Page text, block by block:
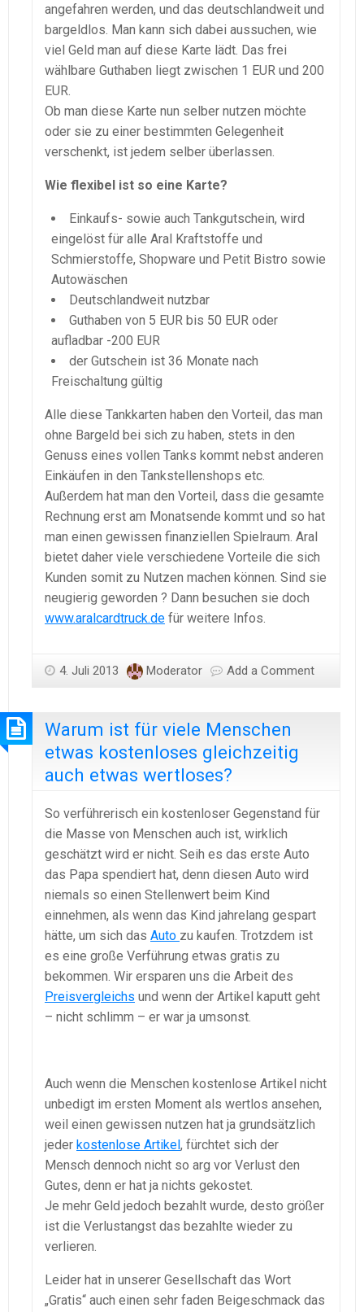
angefahren werden, und das deutschlandweit und
bargeldlos. Man kann sich dabei aussuchen, wie
viel Geld man auf diese Karte lädt. Das frei
wählbare Guthaben liegt zwischen 1 EUR und 200
EUR.
Ob man diese Karte nun selber nutzen möchte
oder sie zu einer bestimmten Gelegenheit
verschenkt, ist jedem selber überlassen.
Wie flexibel ist so eine Karte?
Einkaufs- sowie auch Tankgutschein, wird
eingelöst für alle Aral Kraftstoffe und
Schmierstoffe, Shopware und Petit Bistro sowie
Autowäschen
Deutschlandweit nutzbar
Guthaben von 5 EUR bis 50 EUR oder
aufladbar -200 EUR
der Gutschein ist 36 Monate nach
Freischaltung gültig
Alle diese Tankkarten haben den Vorteil, das man
ohne Bargeld bei sich zu haben, stets in den
Genuss eines vollen Tanks kommt nebst anderen
Einkäufen in den Tankstellenshops etc.
Außerdem hat man den Vorteil, dass die gesamte
Rechnung erst am Monatsende kommt und so hat
man einen gewissen finanziellen Spielraum. Aral
bietet daher viele verschiedene Vorteile die sich
Kunden somit zu Nutzen machen können. Sind sie
neugierig geworden ? Dann besuchen sie doch
www.aralcardtruck.de für weitere Infos.
4. Juli 2013 Moderator Add a Comment
Warum ist für viele Menschen
etwas kostenloses gleichzeitig
auch etwas wertloses?
So verführerisch ein kostenloser Gegenstand für
die Masse von Menschen auch ist, wirklich
geschätzt wird er nicht. Seih es das erste Auto
das Papa spendiert hat, denn diesen Auto wird
niemals so einen Stellenwert beim Kind
einnehmen, als wenn das Kind jahrelang gespart
hätte, um sich das Auto zu kaufen. Trotzdem ist
es eine große Verführung etwas gratis zu
bekommen. Wir ersparen uns die Arbeit des
Preisvergleichs und wenn der Artikel kaputt geht
– nicht schlimm – er war ja umsonst.
Auch wenn die Menschen kostenlose Artikel nicht
unbedigt im ersten Moment als wertlos ansehen,
weil einen gewissen nutzen hat ja grundsätzlich
jeder kostenlose Artikel , fürchtet sich der
Mensch dennoch nicht so arg vor Verlust den
Gutes, denn er hat ja nichts gekostet.
Je mehr Geld jedoch bezahlt wurde, desto größer
ist die Verlustangst das bezahlte wieder zu
verlieren.
Leider hat in unserer Gesellschaft das Wort
„Gratis“ auch einen sehr faden Beigeschmack das